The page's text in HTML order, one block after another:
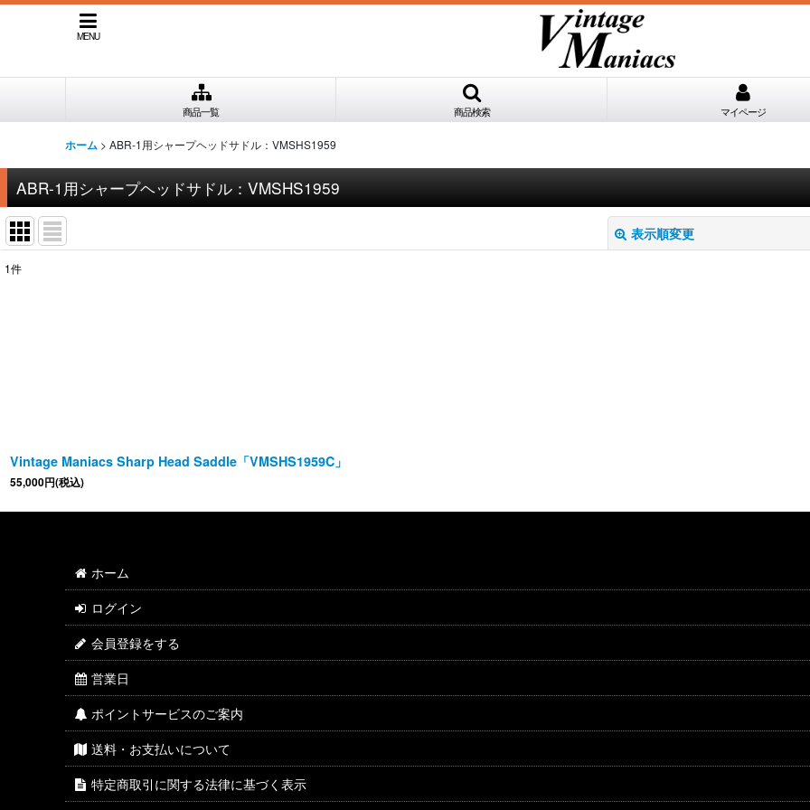
MENU
商品一覧 商品検索 マイページ
ホーム > ABR-1用シャープヘッドサドル：VMSHS1959
ABR-1用シャープヘッドサドル：VMSHS1959
表示順変更
1件
Vintage Maniacs Sharp Head Saddle「VMSHS1959C」
55,000円(税込)
ホーム
ログイン
会員登録をする
営業日
ポイントサービスのご案内
送料・お支払いについて
特定商取引に関する法律に基づく表示